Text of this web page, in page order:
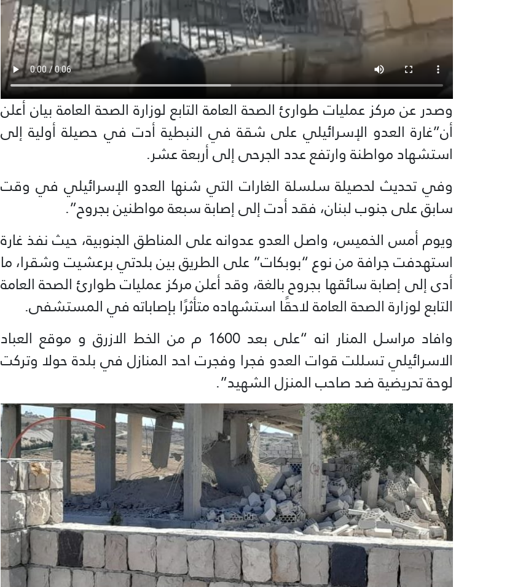
وصدر عن مركز عمليات طوارئ الصحة العامة التابع لوزارة الصحة العامة بيان أعلن
أن”غارة العدو الإسرائيلي على شقة في النبطية أدت في حصيلة أولية إلى
استشهاد مواطنة وارتفع عدد الجرحى إلى أربعة عشر.
وفي تحديث لحصيلة سلسلة الغارات التي شنها العدو الإسرائيلي في وقت
سابق على جنوب لبنان، فقد أدت إلى إصابة سبعة مواطنين بجروح”.
ويوم أمس الخميس، واصل العدو عدوانه على المناطق الجنوبية، حيث نفذ غارة
استهدفت جرافة من نوع “بوبكات” على الطريق بين بلدتي برعشيت وشقرا، ما
أدى إلى إصابة سائقها بجروح بالغة، وقد أعلن مركز عمليات طوارئ الصحة العامة
التابع لوزارة الصحة العامة لاحقًا استشهاده متأثرًا بإصاباته في المستشفى.
وافاد مراسل المنار انه “على بعد 1600 م من الخط الازرق و موقع العباد
الاسرائيلي تسللت قوات العدو فجرا وفجرت احد المنازل في بلدة حولا وتركت
لوحة تحريضية ضد صاحب المنزل الشهيد”.